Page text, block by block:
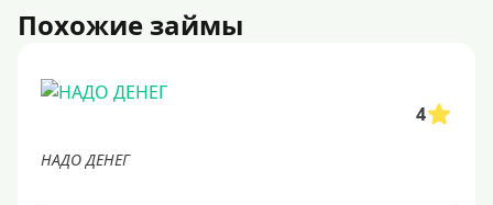
Похожие займы
4
НАДО ДЕНЕГ